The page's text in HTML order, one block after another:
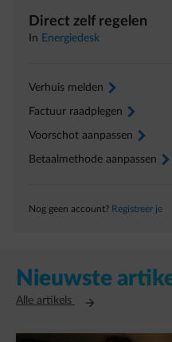
Direct zelf regelen
In Energiedesk
Verhuis melden arrow-right
Factuur raadplegen arrow-right
Voorschot aanpassen arrow-right
Betaalmethode aanpassen arrow-right
Nog geen account? Registreer je
Nieuwste
Alle artikels Opent in een nieuw